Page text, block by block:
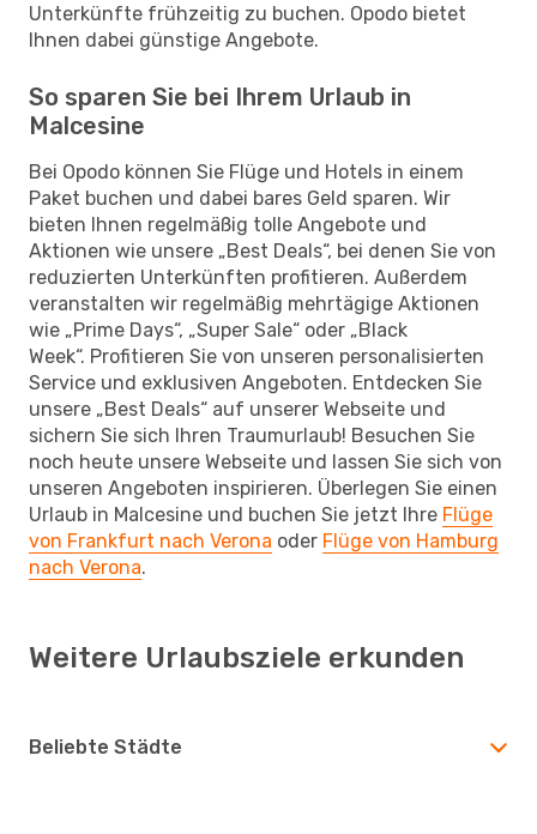
Unterkünfte frühzeitig zu buchen. Opodo bietet
Ihnen dabei günstige Angebote.
So sparen Sie bei Ihrem Urlaub in
Malcesine
Bei Opodo können Sie Flüge und Hotels in einem
Paket buchen und dabei bares Geld sparen. Wir
bieten Ihnen regelmäßig tolle Angebote und
Aktionen wie unsere „Best Deals“, bei denen Sie von
reduzierten Unterkünften profitieren. Außerdem
veranstalten wir regelmäßig mehrtägige Aktionen
wie „Prime Days“, „Super Sale“ oder „Black
Week“. Profitieren Sie von unseren personalisierten
Service und exklusiven Angeboten. Entdecken Sie
unsere „Best Deals“ auf unserer Webseite und
sichern Sie sich Ihren Traumurlaub! Besuchen Sie
noch heute unsere Webseite und lassen Sie sich von
unseren Angeboten inspirieren. Überlegen Sie einen
Urlaub in Malcesine und buchen Sie jetzt Ihre Flüge
von Frankfurt nach Verona oder Flüge von Hamburg
nach Verona.
Weitere Urlaubsziele erkunden
Beliebte Städte